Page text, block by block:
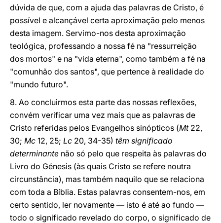
dúvida de que, com a ajuda das palavras de Cristo, é
possível e alcançável certa aproximação pelo menos
desta imagem. Servimo-nos desta aproximação
teológica, professando a nossa fé na "ressurreição
dos mortos" e na "vida eterna", como também a fé na
"comunhão dos santos", que pertence à realidade do
"mundo futuro".
8. Ao concluirmos esta parte das nossas reflexões,
convém verificar uma vez mais que as palavras de
Cristo referidas pelos Evangelhos sinópticos (Mt22,
30; Mc 12, 25; Lc 20, 34-35) têm significado
determinante não só pelo que respeita às palavras do
Livro do Génesis (às quais Cristo se refere noutra
circunstância), mas também naquilo que se relaciona
com toda a Bíblia. Estas palavras consentem-nos, em
certo sentido, ler novamente — isto é até ao fundo —
todo o significado revelado do corpo, o significado de